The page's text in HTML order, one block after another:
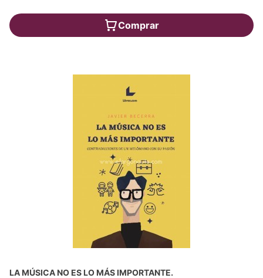
Comprar
LA MÚSICA NO ES LO MÁS IMPORTANTE.